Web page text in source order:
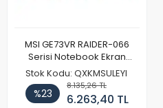
MSI GE73VR RAIDER-066
Serisi Notebook Ekran
Paneli (120hz Full HD)
Stok Kodu: QXKMSULEYI
%23
8.135,26 TL
6.263,40 TL